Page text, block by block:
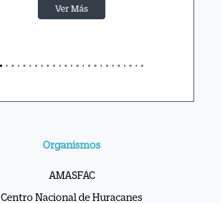
Ver Más
Organismos
AMASFAC
Centro Nacional de Huracanes